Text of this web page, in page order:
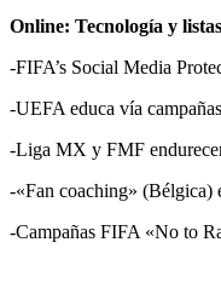
Online: Tecnología y
-FIFA’s Social Media
-UEFA educa vía
-Liga MX y FMF
-«Fan coaching» (Bélgica)
-Campañas FIFA «No to